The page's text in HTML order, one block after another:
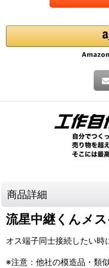
商品詳細
流星中継くんメ
オス端子同士接続したい時
※注意：他社の模造品・類